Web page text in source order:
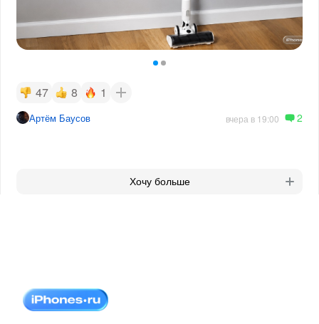
47 8 1
Артём Баусов вчера в 19:00 2
Хочу больше